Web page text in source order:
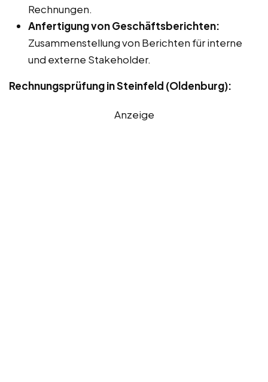
Rechnungen.
Anfertigung von Geschäftsberichten:
Zusammenstellung von Berichten für interne
und externe Stakeholder.
Rechnungsprüfung in Steinfeld (Oldenburg):
Anzeige